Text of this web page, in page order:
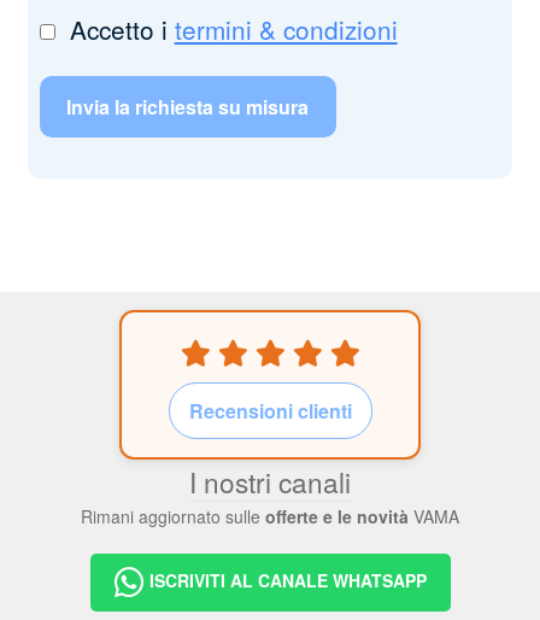
Accetto i termini & condizioni
Recensioni clienti
I nostri canali
Rimani aggiornato sulle offerte e le novità VAMA
ISCRIVITI AL CANALE WHATSAPP